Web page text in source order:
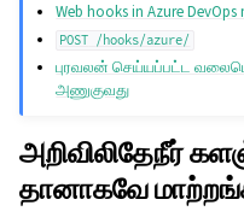
Web hooks in Azure
POST /hooks/azure/
புரவலன் செய்யப்பட்ட
அணுகுவது
அறிவிலிதேநீர்
தானாகவே